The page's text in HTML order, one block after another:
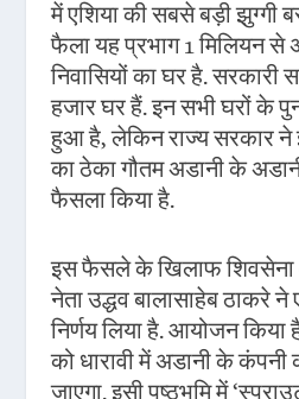
में एशिया की सबसे बड़ी झुग्गी
फैला यह प्रभाग 1 मिलियन से
निवासियों का घर है. सरकारी
हजार घर हैं. इन सभी घरों के
हुआ है, लेकिन राज्य सरकार ने
का ठेका गौतम अडानी के
फैसला किया है.
इस फैसले के खिलाफ शिवसेना
नेता उद्धव बालासाहेब ठाकरे ने
निर्णय लिया है. आयोजन किया
को धारावी में अडानी के कंपनी
जाएगा. इसी पृष्ठभूमि में